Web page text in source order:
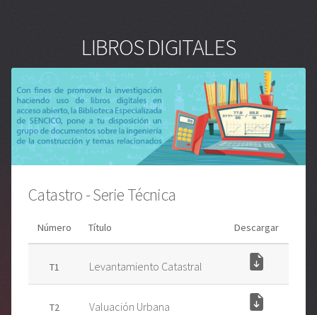
LIBROS DIGITALES
Catastro - Serie Técnica
Número Título Descargar
T1 Levantamiento Catastral
T2 Valuación Urbana